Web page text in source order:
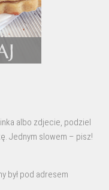
albo zdjecie, podziel
Jednym slowem – pisz!
był pod adresem